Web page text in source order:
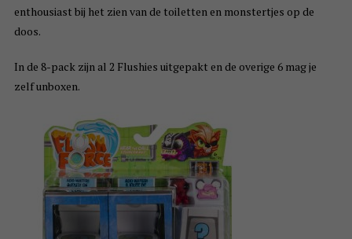
enthousiast bij het zien van de toiletten en monstertjes op de
doos.
In de 8-pack zijn al 2 Flushies uitgepakt en de overige 6 mag je
zelf unboxen.